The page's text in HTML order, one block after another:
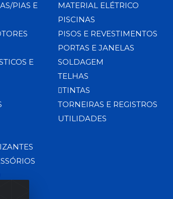
PIAS E
E
MATERIAL ELÉTRICO
PISCINAS
PISOS E REVESTIMENTOS
PORTAS E JANELAS
SOLDAGEM
TELHAS
TINTAS
TORNEIRAS E REGISTROS
UTILIDADES